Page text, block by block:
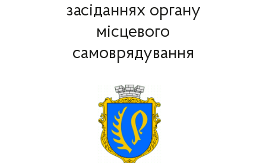
засіданнях органу
місцевого
самоврядування